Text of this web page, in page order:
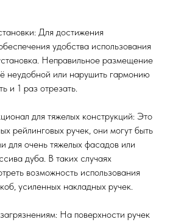
Для достижения
удобства использования
Неправильное размещение
неудобной или нарушить гармонию
и 1 раз отрезать.
для тяжелых конструкций: Это
рейлинговых ручек, они могут быть
для очень тяжелых фасадов или
дуба. В таких случаях
возможность использования
усиленных накладных ручек.
На поверхности ручек